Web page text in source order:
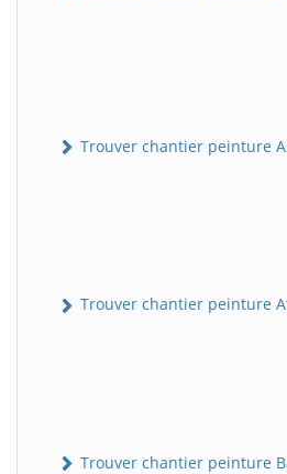
Trouver chantier peinture
Trouver chantier peinture
Trouver chantier peinture